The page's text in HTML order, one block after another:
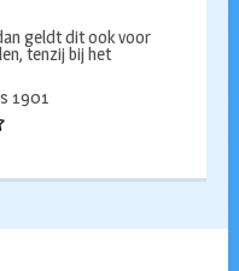
geldt dit ook voor
tenzij bij het
1901